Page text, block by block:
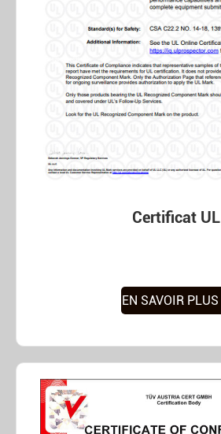
Certificat UL
EN SAVOIR PLUS